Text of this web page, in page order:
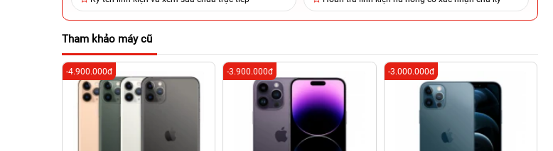
Tham khảo máy cũ
-4.900.000đ -3.900.000đ -3.000.000đ